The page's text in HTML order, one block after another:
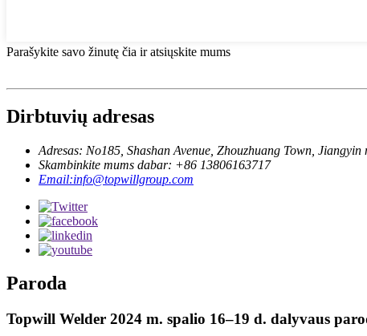
Parašykite savo žinutę čia ir atsiųskite mums
Dirbtuvių adresas
Adresas: No185, Shashan Avenue, Zhouzhuang Town,
Skambinkite mums dabar: +86 13806163717
Email:info@topwillgroup.com
Paroda
Topwill Welder 2024 m. spalio 16–19 d. dalyvaus